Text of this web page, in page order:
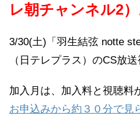
レ朝チャンネル2）
3/30(土)「羽生結弦 notte
（日テレプラス）のCS放送
加入月は、加入料と視聴料
お申込みから約３０分で見